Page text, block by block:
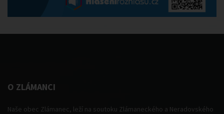
O ZLÁMANCI
Naše obec Zlámanec, leží na soutoku Zlámaneckého a Neradovského